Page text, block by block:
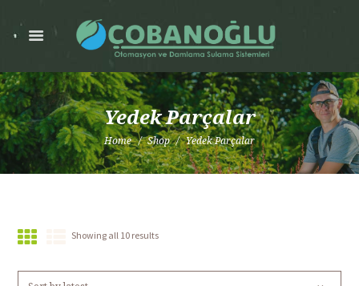
Yedek Parçalar
Home Shop Yedek Parçalar
Showing all 10 results